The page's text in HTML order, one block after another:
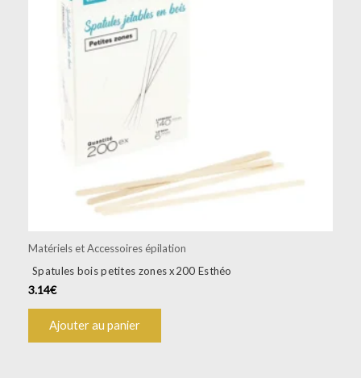
Matériels et Accessoires épilation
Spatules bois petites zones x200 Esthéo
3.14€
Ajouter au panier